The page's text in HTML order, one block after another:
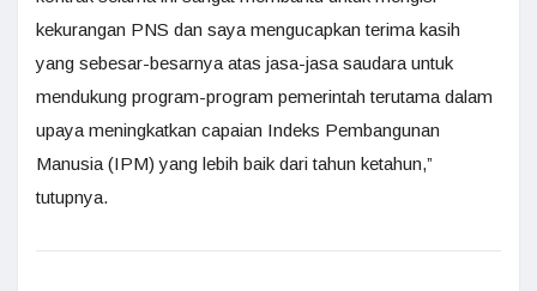
kekurangan PNS dan saya mengucapkan terima kasih
yang sebesar-besarnya atas jasa-jasa saudara untuk
mendukung program-program pemerintah terutama dalam
upaya meningkatkan capaian Indeks Pembangunan
Manusia (IPM) yang lebih baik dari tahun ketahun,”
tutupnya.